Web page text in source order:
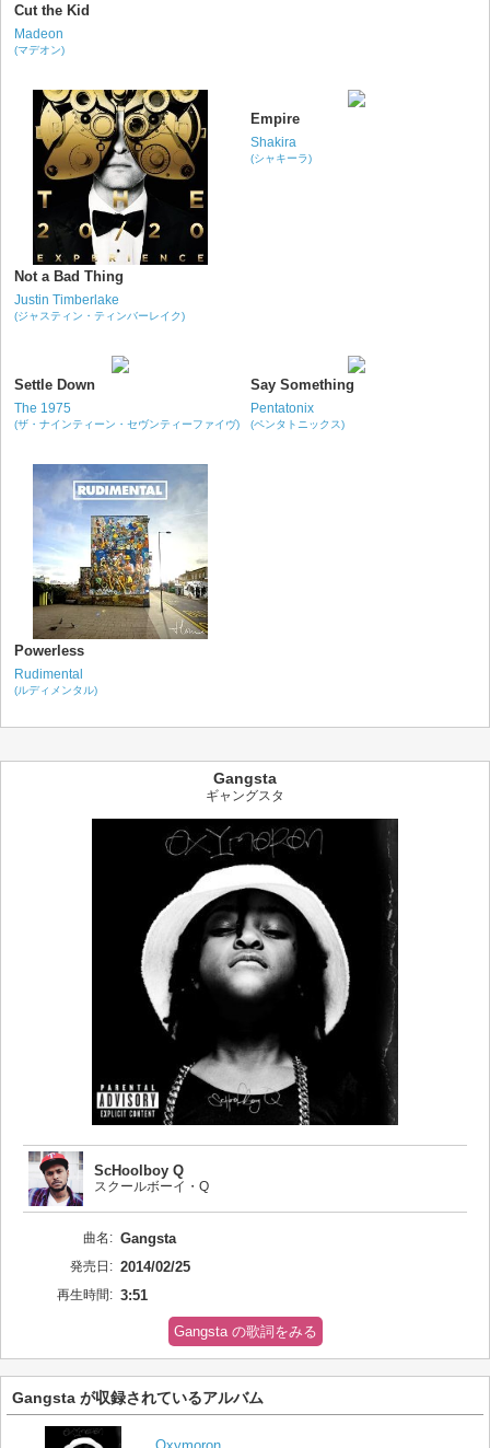
Cut the Kid
Madeon
(マデオン)
Not a Bad Thing
Justin Timberlake
(ジャスティン・ティンバーレイク)
Empire
Shakira
(シャキーラ)
Settle Down
The 1975
(ザ・ナインティーン・セヴンティーファイヴ)
Say Something
Pentatonix
(ペンタトニックス)
Powerless
Rudimental
(ルディメンタル)
Gangsta
ギャングスタ
ScHoolboy Q
スクールボーイ・Q
曲名: Gangsta
発売日: 2014/02/25
再生時間: 3:51
Gangsta の歌詞をみる
Gangsta が収録されているアルバム